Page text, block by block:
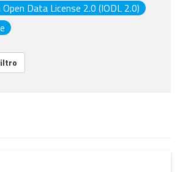
Data License 2.0 (IODL 2.0)